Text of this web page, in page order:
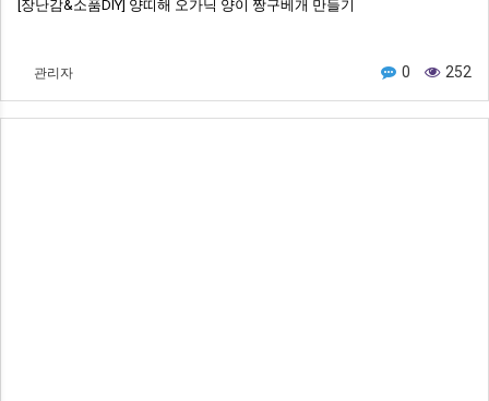
[장난감&소품DIY] 양띠해 오가닉 양이 짱구베개 만들기
관리자 0 252